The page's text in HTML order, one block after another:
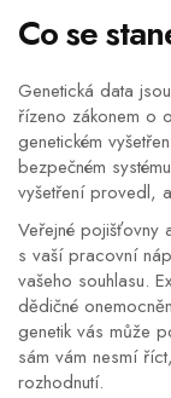
Co se
Genetická data
řízeno zákonem o
genetickém
bezpečném
vyšetření provedl,
Veřejné pojišťovny
s vaší pracovní
vašeho souhlasu.
dědičné
genetik vás může
sám vám nesmí
rozhodnutí.